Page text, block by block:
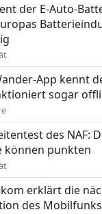
der E-Auto-
App kennt
sogar
des NAF:
können punkten
erklärt die
des Mobilfunks